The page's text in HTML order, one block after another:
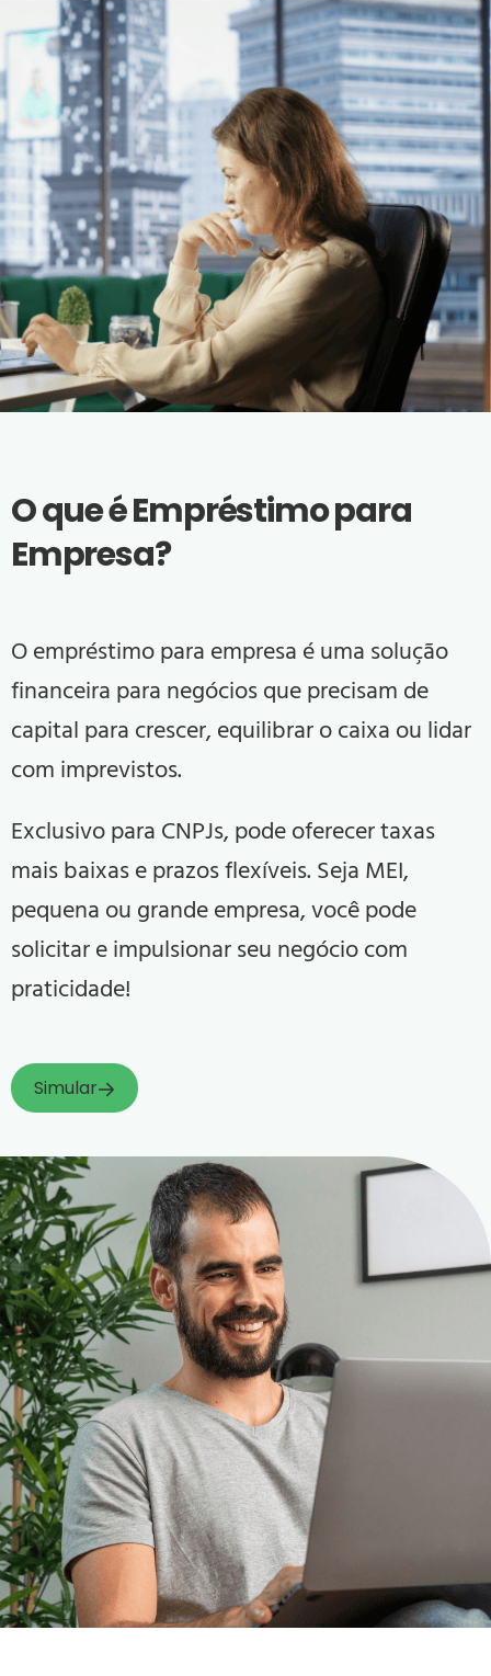
O que é Empréstimo para
Empresa?
O empréstimo para empresa é uma solução
financeira para negócios que precisam de
capital para crescer, equilibrar o caixa ou lidar
com imprevistos.
Exclusivo para CNPJs, pode oferecer taxas
mais baixas e prazos flexíveis. Seja MEI,
pequena ou grande empresa, você pode
solicitar e impulsionar seu negócio com
praticidade!
Simular